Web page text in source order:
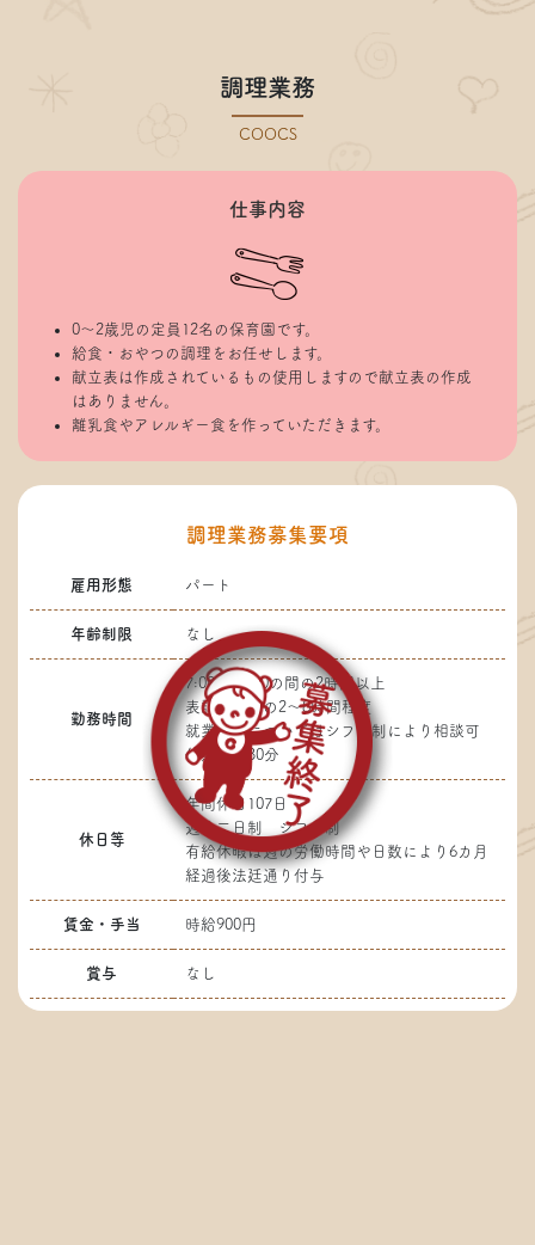
調理業務
COOCS
仕事内容
0～2歳児の定員12名の保育園です。
給食・おやつの調理をお任せします。
献立表は作成されているもの使用しますので献立表の作成
はありません。
離乳食やアレルギー食を作っていただきます。
調理業務募集要項
雇用形態 パート
年齢制限 なし
勤務時間
7:00～17:00の間の2時間以上
表記時間内の2～8時間程度
就業時間についてはシフト制により相談可
休憩時間30分
休日等
年間休日107日
週休二日制 シフト制
有給休暇は週の労働時間や日数により6カ月
経過後法廷通り付与
賃金・手当 時給900円
賞与 なし